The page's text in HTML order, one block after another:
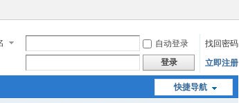
自动登录
找回密码
登录 立即注册
快捷导航